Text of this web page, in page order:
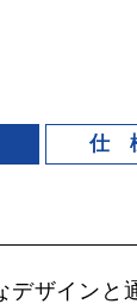
仕
デザインと